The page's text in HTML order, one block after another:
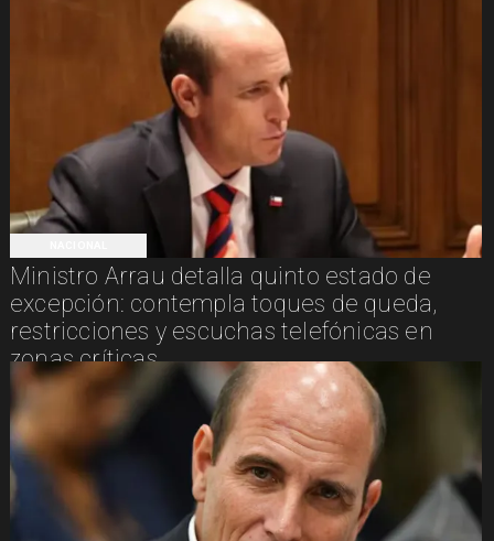
Ministro Arrau detalla quinto estado de
excepción: contempla toques de queda,
restricciones y escuchas telefónicas en
zonas críticas